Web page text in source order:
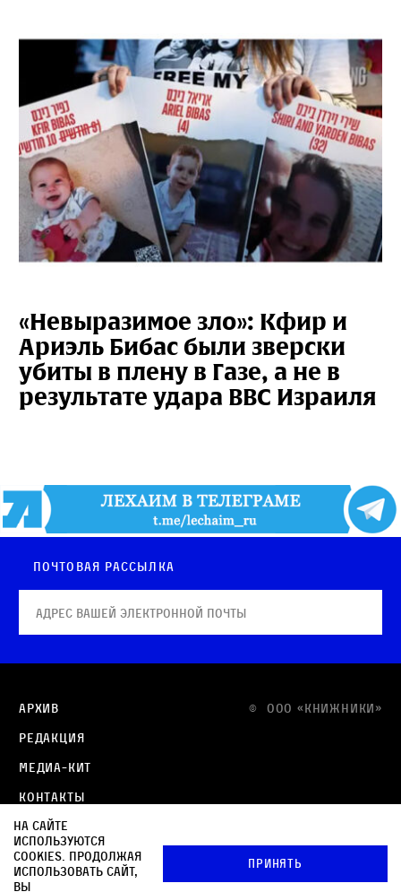
«Невыразимое зло»: Кфир и
Ариэль Бибас были зверски
убиты в плену в Газе, а не в
результате удара ВВС Израиля
Почтовая рассылка
© OOO «КНИЖНИКИ»
Архив
Редакция
Медиа-кит
Контакты
Политика в отношении обработки персональных
данных
Политика обработки файлов cookie
На сайте
используются
cookies. Продолжая
использовать сайт,
вы
Принять